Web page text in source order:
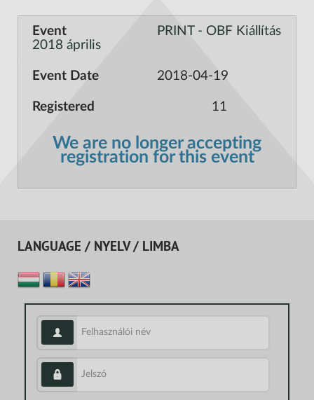
PRINT - OBF Kiállítás
2018 április
2018-04-19
11
We are no longer accepting
registration for this event
LANGUAGE / NYELV / LIMBA
Felhasználói név
Jelszó